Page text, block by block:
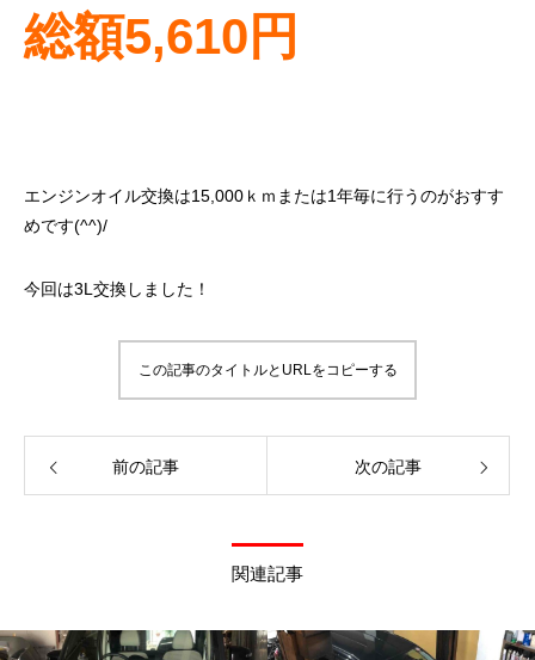
総額5,610円
エンジンオイル交換は15,000ｋｍまたは1年毎に行うのがおすす
めです(^^)/
今回は3L交換しました！
この記事のタイトルとURLをコピーする
前の記事 次の記事
関連記事